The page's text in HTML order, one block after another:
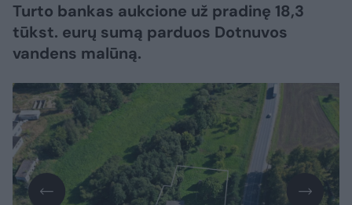
Turto bankas aukcione už pradinę 18,3
tūkst. eurų sumą parduos Dotnuvos
vandens malūną.